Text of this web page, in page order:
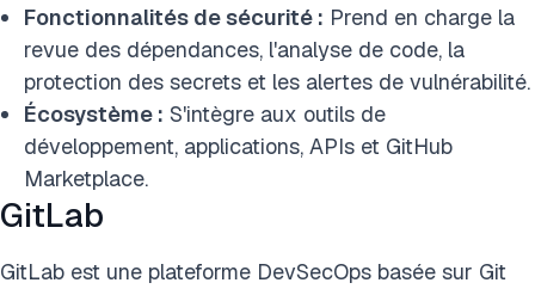
Fonctionnalités de sécurité : Prend en charge la
revue des dépendances, l'analyse de code, la
protection des secrets et les alertes de vulnérabilité.
Écosystème : S'intègre aux outils de
développement, applications, APIs et GitHub
Marketplace.
GitLab
GitLab est une plateforme DevSecOps basée sur Git